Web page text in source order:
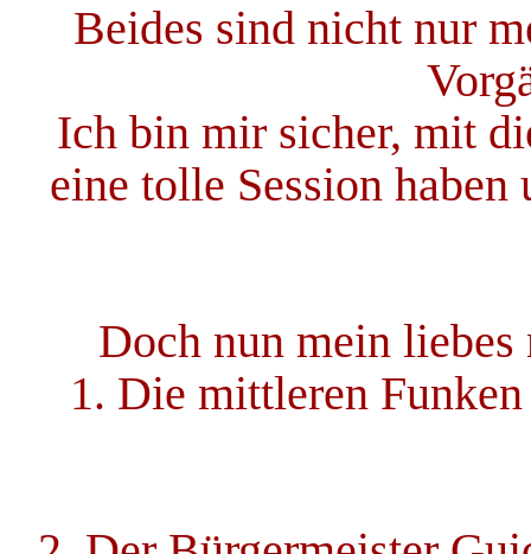
Beides sind nicht nur
Ich bin mir sicher, mit
eine tolle Session
Doch nun mein
1. Die mittleren